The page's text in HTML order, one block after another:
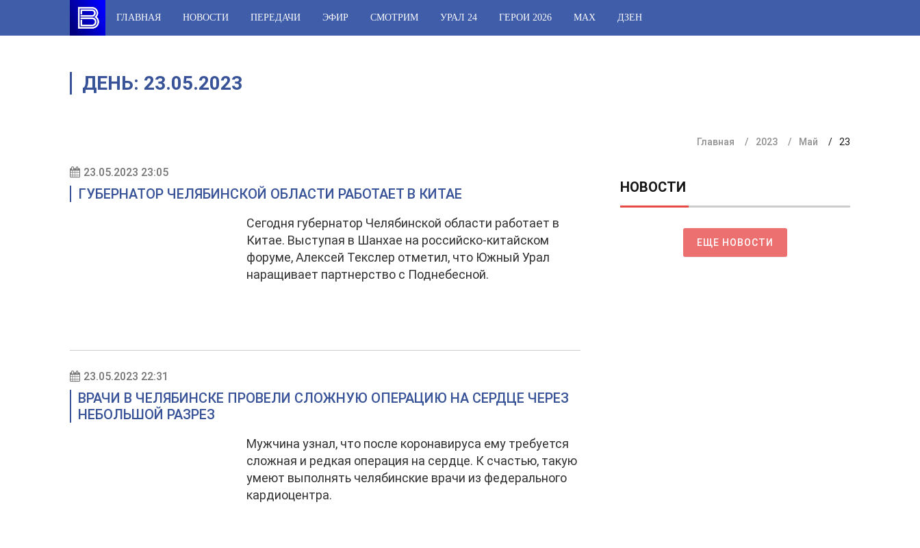
content
ГЛАВНАЯ НОВОСТИ ПЕРЕДАЧИ ЭФИР СМОТРИМ УРАЛ 24 ГЕРОИ 2026 МАХ ДЗЕН
ДЕНЬ: 23.05.2023
Главная 2023 Май 23
23.05.2023 23:05
ГУБЕРНАТОР ЧЕЛЯБИНСКОЙ ОБЛАСТИ РАБОТАЕТ В КИТАЕ
Сегодня губернатор Челябинской области работает в
Китае. Выступая в Шанхае на российско-китайском
форуме, Алексей Текслер отметил, что Южный Урал
наращивает партнерство с Поднебесной.
23.05.2023 22:31
ВРАЧИ В ЧЕЛЯБИНСКЕ ПРОВЕЛИ СЛОЖНУЮ ОПЕРАЦИЮ НА СЕРДЦЕ ЧЕРЕЗ
НЕБОЛЬШОЙ РАЗРЕЗ
Мужчина узнал, что после коронавируса ему требуется
сложная и редкая операция на сердце. К счастью, такую
умеют выполнять челябинские врачи из федерального
кардиоцентра.
НОВОСТИ
ЕЩЕ НОВОСТИ